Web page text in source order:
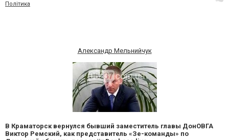
Політика
Александр Мельнийчук
В Краматорск вернулся бывший заместитель главы ДонОВГА
Виктор Ремский, как представитель «Зе-команды» по